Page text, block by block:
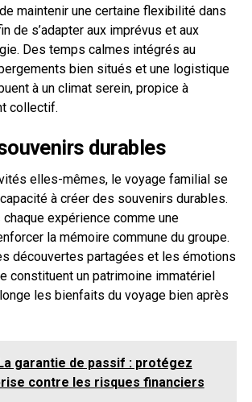
maintenir une certaine flexibilité dans
de s’adapter aux imprévus et aux
Des temps calmes intégrés au
bien situés et une logistique
à un climat serein, propice à
collectif.
durables
elles-mêmes, le voyage familial se
à créer des souvenirs durables.
expérience comme une
la mémoire commune du groupe.
découvertes partagées et les émotions
constituent un patrimoine immatériel
les bienfaits du voyage bien après
garantie de passif : protégez
contre les risques financiers